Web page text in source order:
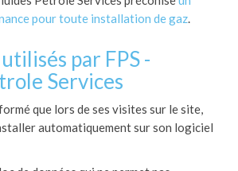
pour toute installation de gaz.
par FPS -
Services
que lors de ses visites sur le site,
automatiquement sur son logiciel